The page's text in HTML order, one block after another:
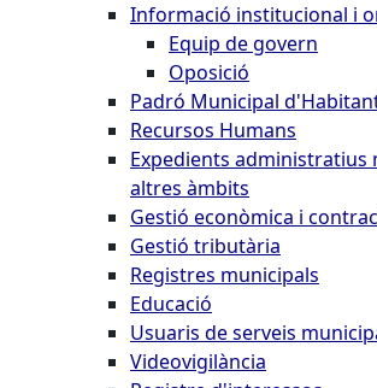
Informació institucional i
Equip de govern
Oposició
Padró Municipal
Recursos Humans
Expedients administratius
altres àmbits
Gestió econòmica i
Gestió tributària
Registres municipals
Educació
Usuaris de serveis
Videovigilància